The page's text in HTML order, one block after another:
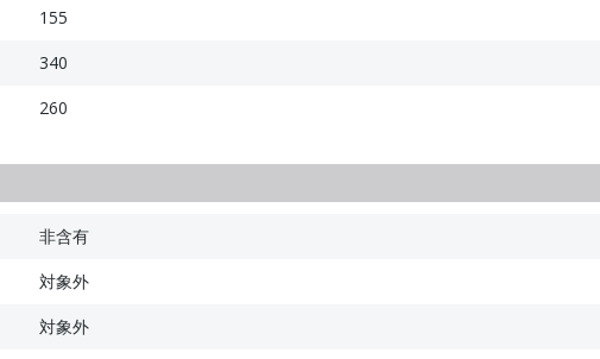
155
340
260
非含有
対象外
対象外